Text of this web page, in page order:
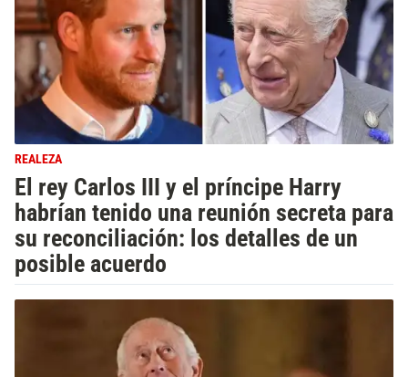
REALEZA
El rey Carlos III y el príncipe Harry
habrían tenido una reunión secreta para
su reconciliación: los detalles de un
posible acuerdo